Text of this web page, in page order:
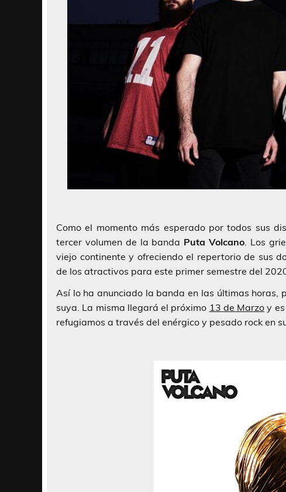
Como el momento más esperado por todos sus
tercer volumen de la banda Puta Volcano. Los
viejo continente y ofreciendo el repertorio de sus
de los atractivos para este primer semestre del
Así lo ha anunciado la banda en las últimas
suya. La misma llegará el próximo 13 de Marzo y
refugiamos a través del enérgico y pesado rock en